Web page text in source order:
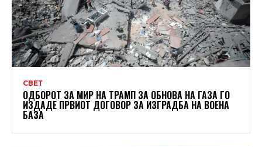
СВЕТ
ОДБОРОТ ЗА МИР НА ТРАМП ЗА ОБНОВА НА ГАЗА ГО
ИЗДАДЕ ПРВИОТ ДОГОВОР ЗА ИЗГРАДБА НА ВОЕНА
БАЗА